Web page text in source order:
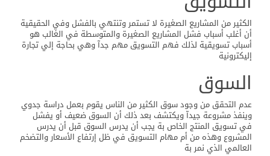
الكثير من المشاريع الصغيرة لا تستمر وتنتهي بالفشل وفي الحقيقية
أن أغلب أسباب فشل المشاريع الصغيرة والمتوسطة في الغالب هو
أسباب تسويقية لذلك فهم التسويق مهم جدآ وهي بحاجة إلي تجارة
إليكترونية
السوق
عدم التحقق من وجود سوق الكثير من الناس يقوم بعمل دراسة جدوي
وينفذ مشروعة جيدآ ويكتشف بعد ذلك أن السوق ضعيف أو يفشل
في تسويق المنتج الخاص بة يجب أن يدرس السوق قبل أن يدرس
المشروع وهذه من أم مهام التسويق في ظل إرتفاع الأسعار والتضخم
العالمي الذي نمر بة